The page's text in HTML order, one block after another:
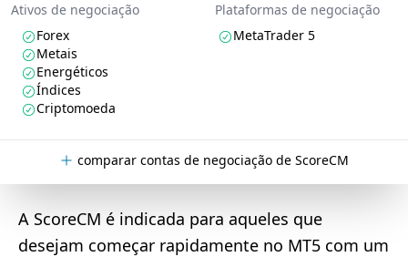
Ativos de negociação
Forex
Metais
Energéticos
Índices
Criptomoeda
Plataformas de negociação
MetaTrader 5
comparar contas de negociação de ScoreCM
A ScoreCM é indicada para aqueles que
desejam começar rapidamente no MT5 com um